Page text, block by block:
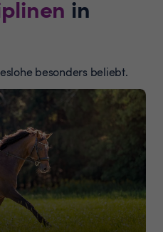
in
besonders beliebt.